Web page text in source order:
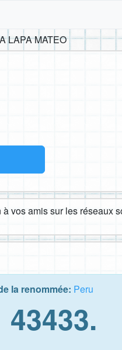
LAPA MATEO
vos amis sur les réseaux
la renommée: Peru
43433.